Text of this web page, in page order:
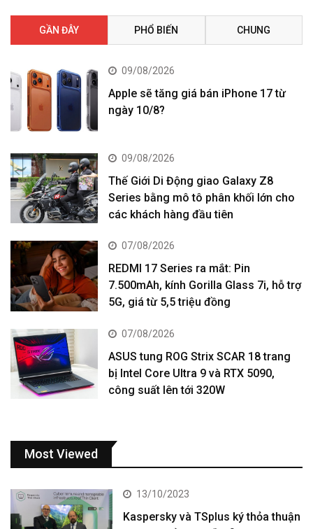
GẦN ĐÂY PHỔ BIẾN CHUNG
09/08/2026
Apple sẽ tăng giá bán iPhone 17 từ
ngày 10/8?
09/08/2026
Thế Giới Di Động giao Galaxy Z8
Series bằng mô tô phân khối lớn cho
các khách hàng đầu tiên
07/08/2026
REDMI 17 Series ra mắt: Pin
7.500mAh, kính Gorilla Glass 7i, hỗ trợ
5G, giá từ 5,5 triệu đồng
07/08/2026
ASUS tung ROG Strix SCAR 18 trang
bị Intel Core Ultra 9 và RTX 5090,
công suất lên tới 320W
Most Viewed
13/10/2023
Kaspersky và TSplus ký thỏa thuận